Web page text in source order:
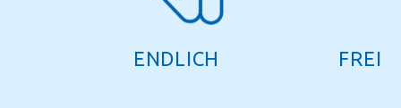
ENDLICH FREI